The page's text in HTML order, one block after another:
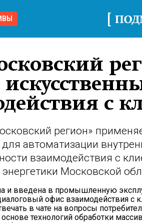
с
регион»
автоматизации
взаимодействия с
Московской
и введена в промышленную
офис взаимодействия с
в чате на вопросы
технологий обработки